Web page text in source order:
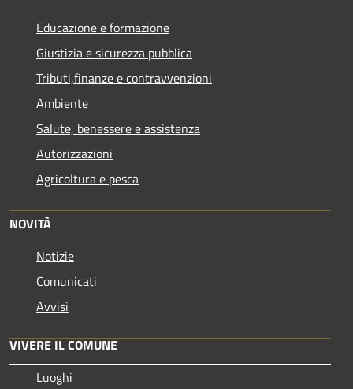
Educazione e formazione
Giustizia e sicurezza pubblica
Tributi,finanze e contravvenzioni
Ambiente
Salute, benessere e assistenza
Autorizzazioni
Agricoltura e pesca
NOVITÀ
Notizie
Comunicati
Avvisi
VIVERE IL COMUNE
Luoghi